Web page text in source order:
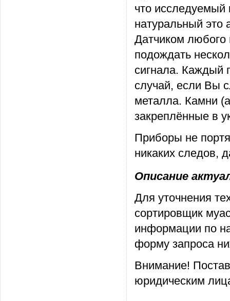
что исследуемый
натуральный это
Датчиком любого
подождать
сигнала. Каждый
случай, если Вы
металла. Камни
закреплённые в
Приборы не
никаких следов,
Описание
Для уточнения
сортировщик
информации по
форму запроса
Внимание!
юридическим